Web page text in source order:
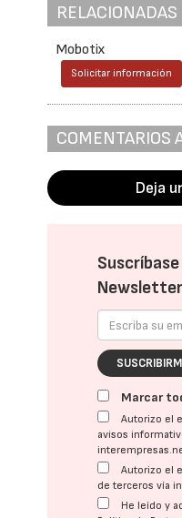
RELACIONADAS
Mobotix
Solicitar información
COMENTARIOS
Deja
Marcar
Autorizo el
avisos
Autorizo el
de terceros vía
He leído y